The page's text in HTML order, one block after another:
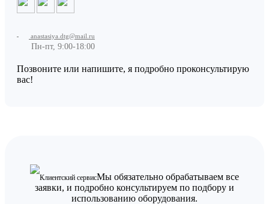
anastasiya.dtg@mail.ru
Пн-пт, 9:00-18:00
Позвоните или напишите, я подробно проконсультирую
вас!
Клиентский сервисМы обязательно обрабатываем все
заявки, и подробно консультируем по подбору и
использованию оборудования.